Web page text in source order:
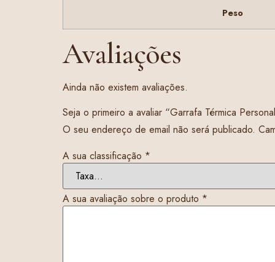
Peso
Avaliações
Ainda não existem avaliações.
Seja o primeiro a avaliar “Garrafa Térmica
O seu endereço de email não será publicado.
A sua classificação *
A sua avaliação sobre o produto *